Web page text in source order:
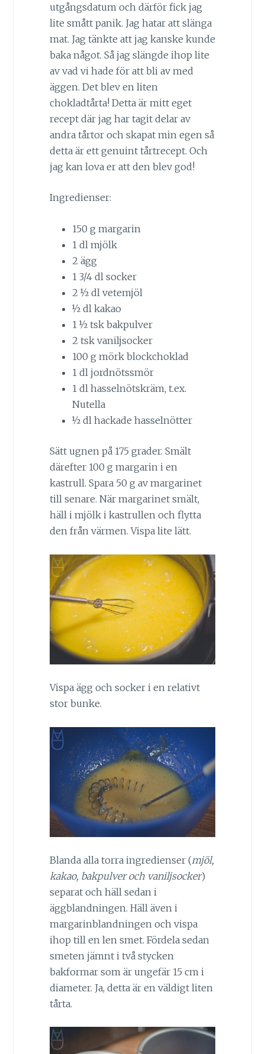
utgångsdatum och därför fick jag
lite smått panik. Jag hatar att slänga
mat. Jag tänkte att jag kanske kunde
baka något. Så jag slängde ihop lite
av vad vi hade för att bli av med
äggen. Det blev en liten
chokladtårta! Detta är mitt eget
recept där jag har tagit delar av
andra tårtor och skapat min egen så
detta är ett genuint tårtrecept. Och
jag kan lova er att den blev god!
Ingredienser:
150 g margarin
1 dl mjölk
2 ägg
1 3/4 dl socker
2 ½ dl vetemjöl
½ dl kakao
1 ½ tsk bakpulver
2 tsk vaniljsocker
100 g mörk blockchoklad
1 dl jordnötssmör
1 dl hasselnötskräm, t.ex.
Nutella
½ dl hackade hasselnötter
Sätt ugnen på 175 grader. Smält
därefter 100 g margarin i en
kastrull. Spara 50 g av margarinet
till senare. När margarinet smält,
häll i mjölk i kastrullen och flytta
den från värmen. Vispa lite lätt.
Vispa ägg och socker i en relativt
stor bunke.
Blanda alla torra ingredienser (mjöl,
kakao, bakpulver och vaniljsocker)
separat och häll sedan i
äggblandningen. Häll även i
margarinblandningen och vispa
ihop till en len smet. Fördela sedan
smeten jämnt i två stycken
bakformar som är ungefär 15 cm i
diameter. Ja, detta är en väldigt liten
tårta.